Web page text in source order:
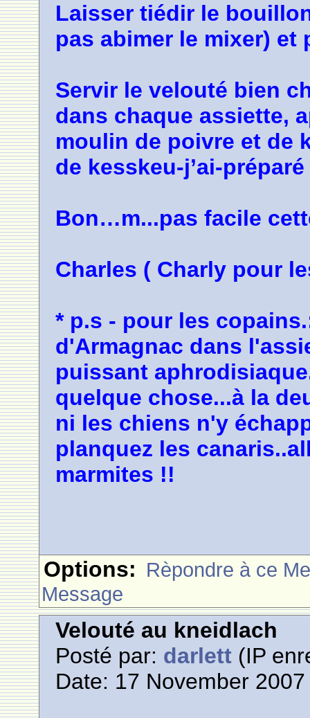
Laisser tiédir le
pas abimer le mixer) et
Servir le velouté bien
dans chaque assiette,
moulin de poivre et de
de kesskeu-j’ai-préparé
Bon…m...pas facile
Charles ( Charly pour
* p.s - pour les
d'Armagnac dans
puissant
quelque chose...à la
ni les chiens n'y
planquez les
marmites !!
Options: Rèpondre à ce
Message
Velouté au kneidlach
Posté par: darlett (IP
Date: 17 November